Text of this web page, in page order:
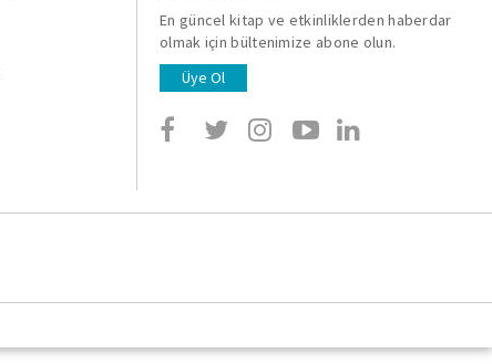
En güncel kitap ve etkinliklerden haberdar
olmak için bültenimize abone olun.
Üye Ol